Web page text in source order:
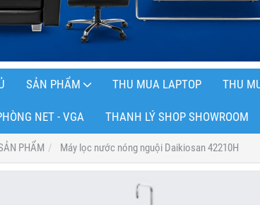
SẢN PHẨM THU MUA LAPTOP THU
NET - VGA THANH LÝ SHOP SHOWROOM
PHẨM Máy lọc nước nóng nguội Daikiosan 42210H